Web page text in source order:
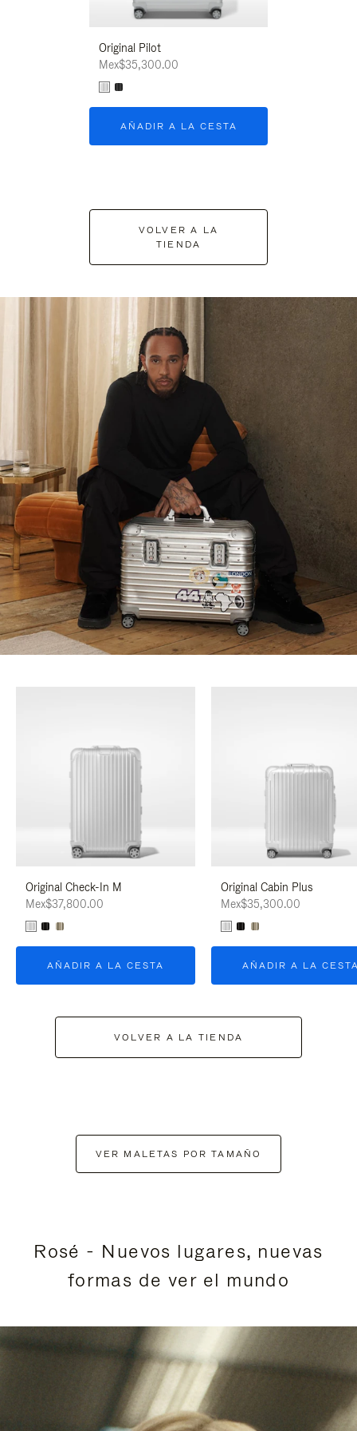
Original Pilot
Mex$35,300.00
AÑADIR A LA CESTA
VOLVER A LA
TIENDA
Original Check-In M
Mex$37,800.00
AÑADIR A LA CESTA
Original Cabin Plus
Mex$35,300.00
AÑADIR A LA
VOLVER A LA TIENDA
VER MALETAS POR TAMAÑO
Rosé - Nuevos lugares, nuevas
formas de ver el mundo